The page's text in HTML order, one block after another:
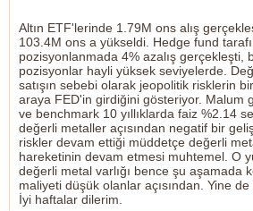
Altın ETF'lerinde 1.79M ons alış
103.4M ons a yükseldi. Hedge fund
pozisyonlanmada 4% azalış gerçekleşti,
pozisyonlar hayli yüksek seviyelerde.
satışın sebebi olarak jeopolitik risklerin
araya FED'in girdiğini gösteriyor. Malum
ve benchmark 10 yıllıklarda faiz %2.14
değerli metaller açısından negatif bir
riskler devam ettiği müddetçe değerli
hareketinin devam etmesi muhtemel. O
değerli metal varlığı bence şu aşamada
maliyeti düşük olanlar açısından. Yine
İyi haftalar dilerim.